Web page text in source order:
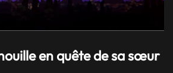
en quête de sa sœur